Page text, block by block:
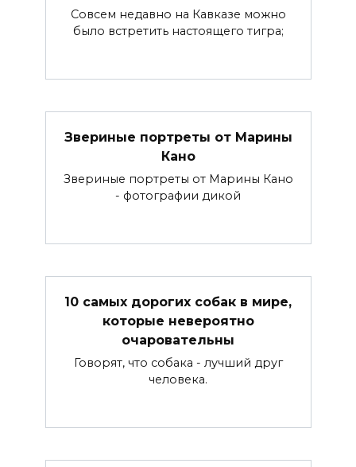
Совсем недавно на Кавказе можно
было встретить настоящего тигра;
Звериные портреты от Марины
Кано
Звериные портреты от Марины Кано
- фотографии дикой
10 самых дорогих собак в мире,
которые невероятно
очаровательны
Говорят, что собака - лучший друг
человека.